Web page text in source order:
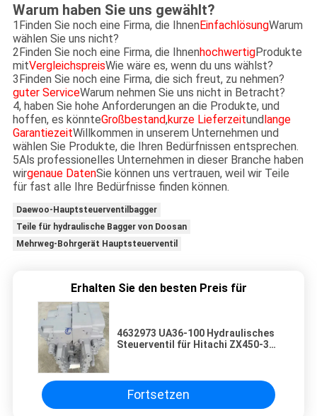
Warum haben Sie uns gewählt?
1Finden Sie noch eine Firma, die IhnenEinfachlösungWarum
wählen Sie uns nicht?
2Finden Sie noch eine Firma, die IhnenhochwertigProdukte
mitVergleichspreisWie wäre es, wenn du uns wählst?
3Finden Sie noch eine Firma, die sich freut, zu nehmen?
guter ServiceWarum nehmen Sie uns nicht in Betracht?
4, haben Sie hohe Anforderungen an die Produkte, und
hoffen, es könnteGroßbestand,kurze Lieferzeitundlange
GarantiezeitWillkommen in unserem Unternehmen und
wählen Sie Produkte, die Ihren Bedürfnissen entsprechen.
5Als professionelles Unternehmen in dieser Branche haben
wirgenaue DatenSie können uns vertrauen, weil wir Teile
für fast alle Ihre Bedürfnisse finden können.
Daewoo-Hauptsteuerventilbagger
Teile für hydraulische Bagger von Doosan
Mehrweg-Bohrgerät Hauptsteuerventil
Erhalten Sie den besten Preis für
4632973 UA36-100 Hydraulisches
Steuerventil für Hitachi ZX450-3
Fortsetzen